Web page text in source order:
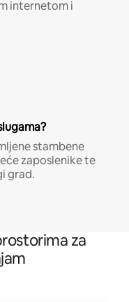
internetom i
stambene
zaposlenike te
grad.
za